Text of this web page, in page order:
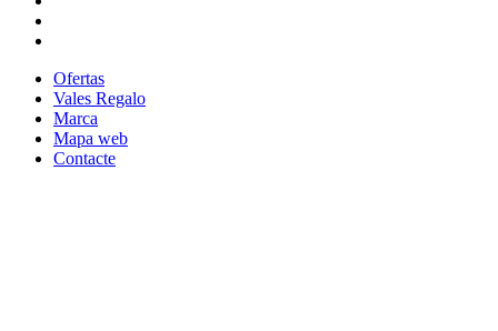
Ofertas
Vales Regalo
Marca
Mapa web
Contacte